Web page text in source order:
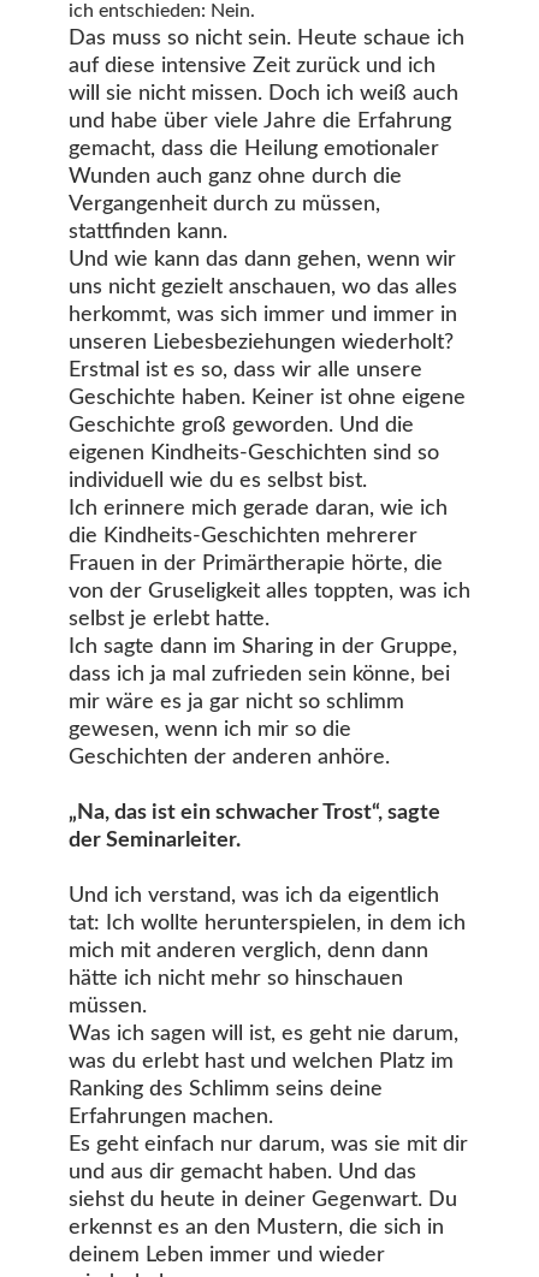
ich entschieden: Nein.
Das muss so nicht sein. Heute schaue ich
auf diese intensive Zeit zurück und ich
will sie nicht missen. Doch ich weiß auch
und habe über viele Jahre die Erfahrung
gemacht, dass die Heilung emotionaler
Wunden auch ganz ohne durch die
Vergangenheit durch zu müssen,
stattfinden kann.
Und wie kann das dann gehen, wenn wir
uns nicht gezielt anschauen, wo das alles
herkommt, was sich immer und immer in
unseren Liebesbeziehungen wiederholt?
Erstmal ist es so, dass wir alle unsere
Geschichte haben. Keiner ist ohne eigene
Geschichte groß geworden. Und die
eigenen Kindheits-Geschichten sind so
individuell wie du es selbst bist.
Ich erinnere mich gerade daran, wie ich
die Kindheits-Geschichten mehrerer
Frauen in der Primärtherapie hörte, die
von der Gruseligkeit alles toppten, was ich
selbst je erlebt hatte.
Ich sagte dann im Sharing in der Gruppe,
dass ich ja mal zufrieden sein könne, bei
mir wäre es ja gar nicht so schlimm
gewesen, wenn ich mir so die
Geschichten der anderen anhöre.
„Na, das ist ein schwacher Trost“, sagte
der Seminarleiter.
Und ich verstand, was ich da eigentlich
tat: Ich wollte herunterspielen, in dem ich
mich mit anderen verglich, denn dann
hätte ich nicht mehr so hinschauen
müssen.
Was ich sagen will ist, es geht nie darum,
was du erlebt hast und welchen Platz im
Ranking des Schlimm seins deine
Erfahrungen machen.
Es geht einfach nur darum, was sie mit dir
und aus dir gemacht haben. Und das
siehst du heute in deiner Gegenwart. Du
erkennst es an den Mustern, die sich in
deinem Leben immer und wieder